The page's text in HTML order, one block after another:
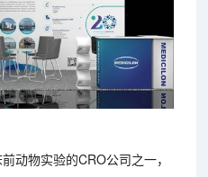
动物实验的CRO公司之一，